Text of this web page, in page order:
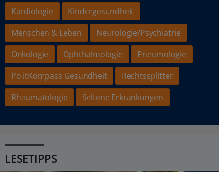
Kardiologie
Kindergesundheit
Menschen & Leben
Neurologie/Psychiatrie
Onkologie
Ophthalmologie
Pneumologie
PolitKompass Gesundheit
Rechtssplitter
Rheumatologie
Seltene Erkrankungen
LESETIPPS